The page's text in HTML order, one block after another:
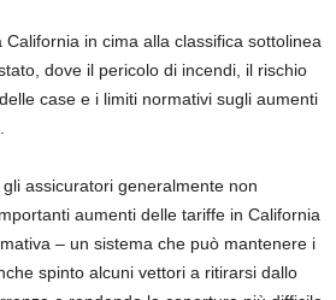
California in cima alla classifica sottolinea
dove il pericolo di incendi, il rischio
case e i limiti normativi sugli aumenti
assicuratori generalmente non
aumenti delle tariffe in California
– un sistema che può mantenere i
spinto alcuni vettori a ritirarsi dallo